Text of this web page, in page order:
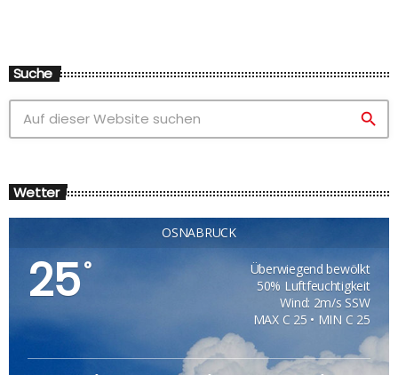
Suche
search
Wetter
OSNABRÜCK
25°
Überwiegend bewölkt
50% Luftfeuchtigkeit
Wind: 2m/s SSW
MAX C 25 • MIN C 25